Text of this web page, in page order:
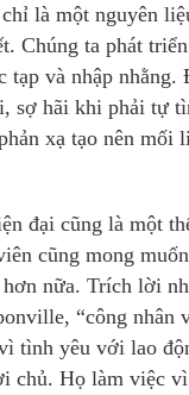
là một nguyên
Chúng ta phát
tạp và nhập nhằng.
sợ hãi khi phải tự
xạ tạo nên mối
đại cũng là một
cũng mong
nữa. Trích lời
“công nhân
tình yêu với lao
chủ. Họ làm việc